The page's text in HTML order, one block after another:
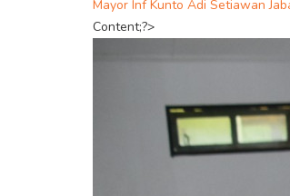
Mayor Inf Kunto Adi Setiawan
Content;?>